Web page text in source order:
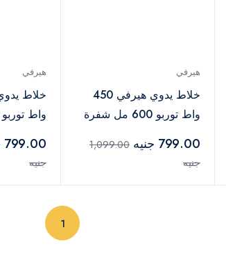
هيرفي
خلاط يدوي هيرفي 450
واط توربو 600 مل شفرة
احمر-HB-001
799.00 جنيه
1,099.00
جنيه
هيرفي
رمادي -HB-001
799.00 جنيه
جنيه
1